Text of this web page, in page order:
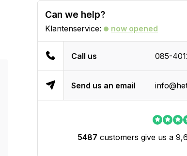
Can we help?
Klantenservice: now opened
Call us 085-
Send us an email
5487 customers give us a